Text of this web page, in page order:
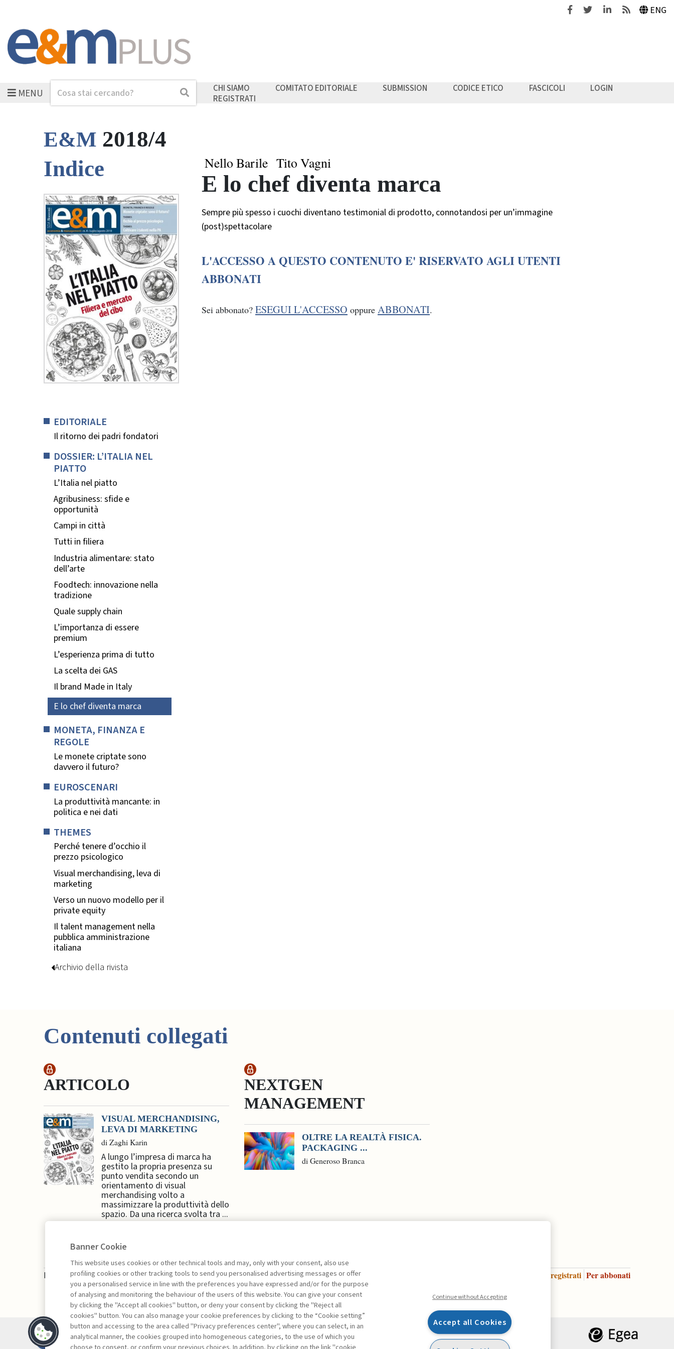
FacebookTwitterLinkedinFeeds ENG
MENUCerca Cerca CHI SIAMO COMITATO EDITORIALE SUBMISSION CODICE ETICO FASCICOLI
LOGIN
REGISTRATI
E&M 2018/4
Indice
EDITORIALE
Il ritorno dei padri fondatori
DOSSIER: L’ITALIA NEL
PIATTO
L’Italia nel piatto
Agribusiness: sfide e
opportunità
Campi in città
Tutti in filiera
Industria alimentare: stato
dell’arte
Foodtech: innovazione nella
tradizione
Quale supply chain
L’importanza di essere
premium
L’esperienza prima di tutto
La scelta dei GAS
Il brand Made in Italy
E lo chef diventa marca
MONETA, FINANZA E
REGOLE
Le monete criptate sono
davvero il futuro?
EUROSCENARI
La produttività mancante: in
politica e nei dati
THEMES
Perché tenere d’occhio il
prezzo psicologico
Visual merchandising, leva di
marketing
Verso un nuovo modello per il
private equity
Il talent management nella
pubblica amministrazione
italiana
Archivio della rivista
Nello Barile Tito Vagni
E lo chef diventa marca
Sempre più spesso i cuochi diventano testimonial di prodotto, connotandosi per un’immagine
(post)spettacolare
L'ACCESSO A QUESTO CONTENUTO E' RISERVATO AGLI UTENTI
ABBONATI
Sei abbonato? ESEGUI L'ACCESSO oppure ABBONATI.
Contenuti collegati
ARTICOLO
VISUAL MERCHANDISING,
LEVA DI MARKETING
di Zaghi Karin
A lungo l’impresa di marca ha
gestito la propria presenza su
punto vendita secondo un
orientamento di visual
merchandising volto a
massimizzare la produttività dello
spazio. Da una ricerca svolta tra ...
NEXTGEN
MANAGEMENT
OLTRE LA REALTÀ FISICA.
PACKAGING ...
di Generoso Branca
La consultazione dei libri è riservata esclusivamente agli abbonati Premium Per registrati Per abbonati
Contatti
Abbonamenti
FacebookTwitterLinkedin
Banner Cookie
This website uses cookies or other technical tools and may, only with your consent, also use
profiling cookies or other tracking tools to send you personalised advertising messages or offer
you a personalised service in line with the preferences you have expressed and/or for the purpose
of analysing and monitoring the behaviour of the users of this website. You can give your consent
by clicking the "Accept all cookies" button, or deny your consent by clicking the "Reject all
cookies" button. You can also manage your cookie preferences by clicking to the “Cookie setting”
button and accessing to the area called "Privacy preferences center", where you can select, in an
analytical manner, the cookies grouped into homogeneous categories, to the use of which you
Continue without Accepting
Accept all Cookies